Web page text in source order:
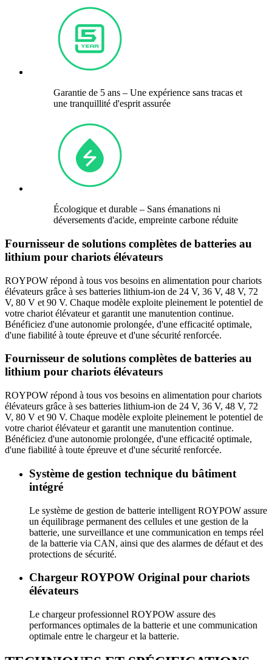
Garantie de 5 ans – Une expérience sans tracas et
une tranquillité d'esprit assurée
Écologique et durable – Sans émanations ni
déversements d'acide, empreinte carbone réduite
Fournisseur de solutions complètes de batteries au
lithium pour chariots élévateurs
ROYPOW répond à tous vos besoins en alimentation pour chariots
élévateurs grâce à ses batteries lithium-ion de 24 V, 36 V, 48 V, 72
V, 80 V et 90 V. Chaque modèle exploite pleinement le potentiel de
votre chariot élévateur et garantit une manutention continue.
Bénéficiez d'une autonomie prolongée, d'une efficacité optimale,
d'une fiabilité à toute épreuve et d'une sécurité renforcée.
Fournisseur de solutions complètes de batteries au
lithium pour chariots élévateurs
ROYPOW répond à tous vos besoins en alimentation pour chariots
élévateurs grâce à ses batteries lithium-ion de 24 V, 36 V, 48 V, 72
V, 80 V et 90 V. Chaque modèle exploite pleinement le potentiel de
votre chariot élévateur et garantit une manutention continue.
Bénéficiez d'une autonomie prolongée, d'une efficacité optimale,
d'une fiabilité à toute épreuve et d'une sécurité renforcée.
Système de gestion technique du bâtiment
intégré
Le système de gestion de batterie intelligent ROYPOW assure
un équilibrage permanent des cellules et une gestion de la
batterie, une surveillance et une communication en temps réel
de la batterie via CAN, ainsi que des alarmes de défaut et des
protections de sécurité.
Chargeur ROYPOW Original pour chariots
élévateurs
Le chargeur professionnel ROYPOW assure des
performances optimales de la batterie et une communication
optimale entre le chargeur et la batterie.